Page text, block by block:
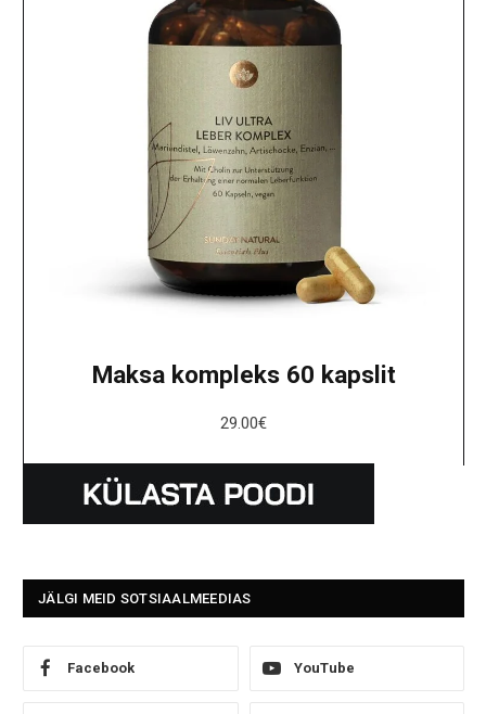
Maksa kompleks 60 kapslit
29.00€
JÄLGI MEID SOTSIAALMEEDIAS
Facebook YouTube